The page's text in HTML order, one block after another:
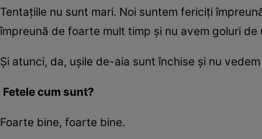
Tentațiile nu sunt mari. Noi suntem fericiți
împreună de foarte mult timp și nu avem goluri
Și atunci, da, ușile de-aia sunt închise și nu
Fetele cum sunt?
Foarte bine, foarte bine.